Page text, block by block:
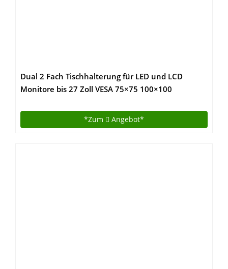
Dual 2 Fach Tischhalterung für LED und LCD
Monitore bis 27 Zoll VESA 75×75 100×100
*Zum Angebot*